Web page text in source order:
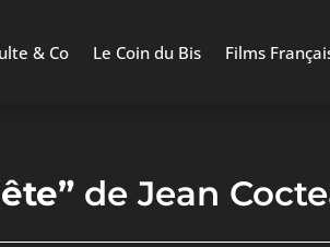
& Co Le Coin du Bis Films
de Jean